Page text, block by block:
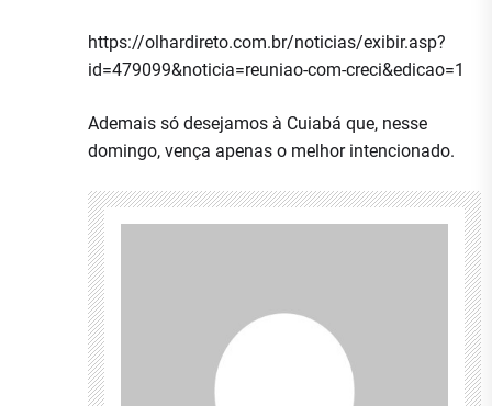
https://olhardireto.com.br/noticias/exibir.asp?
id=479099&noticia=reuniao-com-creci&edicao=1
Ademais só desejamos à Cuiabá que, nesse
domingo, vença apenas o melhor intencionado.